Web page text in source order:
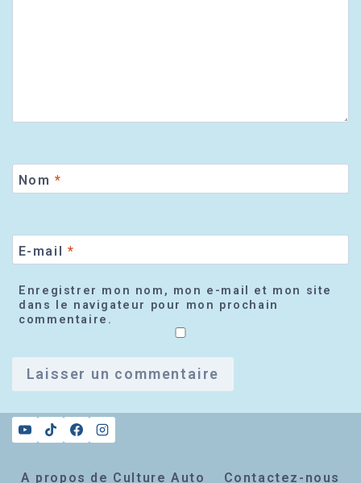
Nom *
E-mail *
Enregistrer mon nom, mon e-mail et mon site
dans le navigateur pour mon prochain
commentaire.
A propos de Culture Auto Contactez-nous